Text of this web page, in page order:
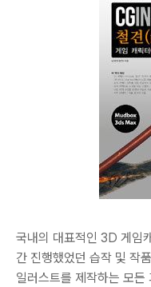
국내의 대표적인 3D 게임
간 진행했었던 습작 및 작
일러스트를 제작하는 모든